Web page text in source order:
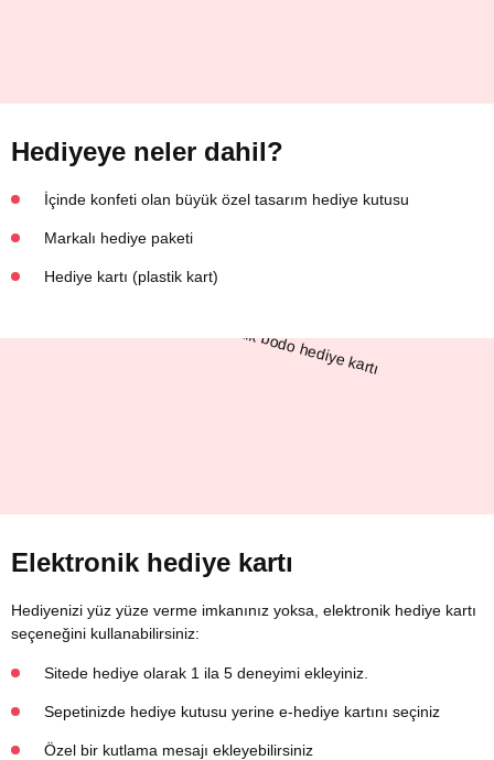
Hediyeye neler dahil?
İçinde konfeti olan büyük özel tasarım hediye kutusu
Markalı hediye paketi
Hediye kartı (plastik kart)
Elektronik hediye kartı
Hediyenizi yüz yüze verme imkanınız yoksa, elektronik hediye kartı
seçeneğini kullanabilirsiniz:
Sitede hediye olarak 1 ila 5 deneyimi ekleyiniz.
Sepetinizde hediye kutusu yerine e-hediye kartını seçiniz
Özel bir kutlama mesajı ekleyebilirsiniz